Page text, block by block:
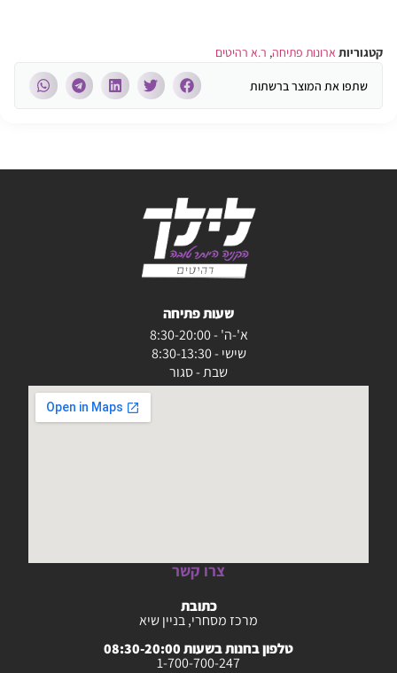
קטגוריות ארונות פתיחה, ר.א רהיטים
שתפו את המוצר ברשתות
שעות פתיחה
א'-ה' - 8:30-20:00
שישי - 8:30-13:30
שבת - סגור
צרו קשר
כתובת
מרכז מסחרי, בניין שיא
טלפון בחנות בשעות 08:30-20:00
1-700-700-247